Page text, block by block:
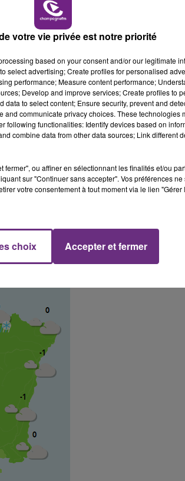
importantes.
votre vie privée est notre priorité
based on your consent and/or our legitimate
select advertising; Create profiles for personalised
performance; Measure content performance;
Develop and improve services; Create profiles to
to select content; Ensure security, prevent and
and communicate privacy choices. These technologies
following functionalities: Identify devices based on
combine data from other data sources; Link different
fermer", ou affiner en sélectionnant les finalités et/ou
sur "Continuer sans accepter". Vos préférences
votre consentement à tout moment via le lien
choix Accepter et fermer